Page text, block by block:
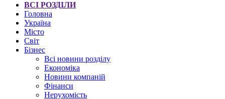
ВСІ РОЗДІЛИ
Головна
Україна
Місто
Світ
Бізнес
Всі новини розділу
Економіка
Новини компаній
Фінанси
Нерухомість